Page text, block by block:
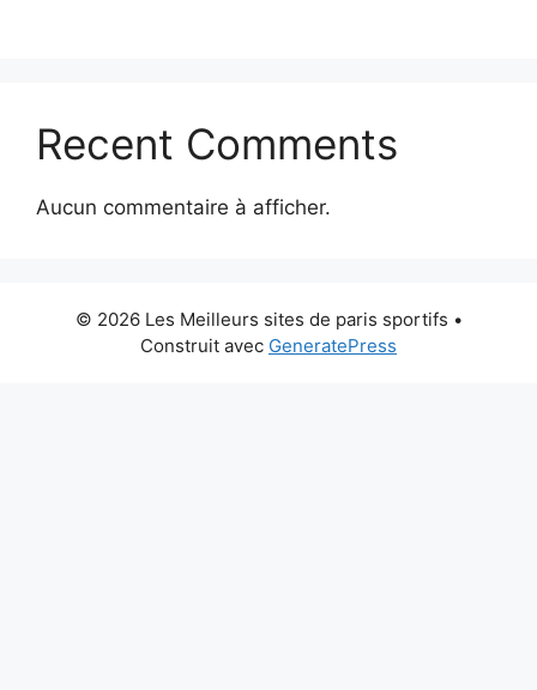
Recent Comments
Aucun commentaire à afficher.
© 2026 Les Meilleurs sites de paris sportifs •
Construit avec GeneratePress